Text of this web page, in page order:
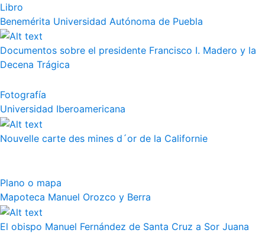
Libro
Benemérita Universidad Autónoma de Puebla
Documentos sobre el presidente Francisco I. Madero y la
Decena Trágica
Fotografía
Universidad Iberoamericana
Nouvelle carte des mines d´or de la Californie
Plano o mapa
Mapoteca Manuel Orozco y Berra
El obispo Manuel Fernández de Santa Cruz a Sor Juana